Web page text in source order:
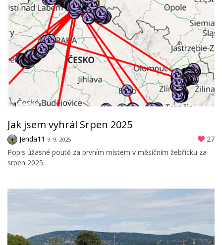
Jak jsem vyhrál Srpen 2025
Jenda11 9. 9. 2025
27
Popis úžasné poutě za prvním místem v měsíčním žebřícku za
srpen 2025.